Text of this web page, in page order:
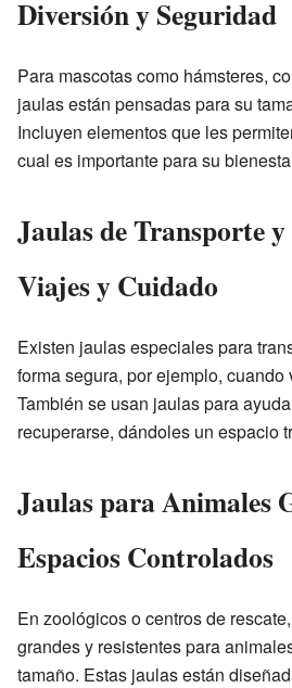
Diversión y Seguridad
Para mascotas como hámsteres,
jaulas están pensadas para su
Incluyen elementos que les
cual es importante para su
Jaulas de Transporte
Viajes y Cuidado
Existen jaulas especiales para
forma segura, por ejemplo, cuando
También se usan jaulas para
recuperarse, dándoles un espacio
Jaulas para Animales
Espacios Controlados
En zoológicos o centros de
grandes y resistentes para
tamaño. Estas jaulas están